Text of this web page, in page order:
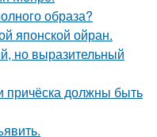
образа?
японской ойран.
но выразительный
причёска должны быть